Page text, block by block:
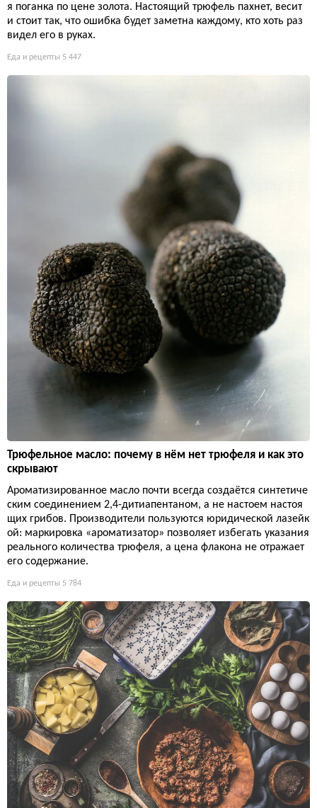
я поганка по цене золота. Настоящий трюфель пахнет, весит
и стоит так, что ошибка будет заметна каждому, кто хоть раз
видел его в руках.
Еда и рецепты 5 447
Трюфельное масло: почему в нём нет трюфеля и как это
скрывают
Ароматизированное масло почти всегда создаётся синтетиче
ским соединением 2,4-дитиапентаном, а не настоем настоя
щих грибов. Производители пользуются юридической лазейк
ой: маркировка «ароматизатор» позволяет избегать указания
реального количества трюфеля, а цена флакона не отражает
его содержание.
Еда и рецепты 5 784